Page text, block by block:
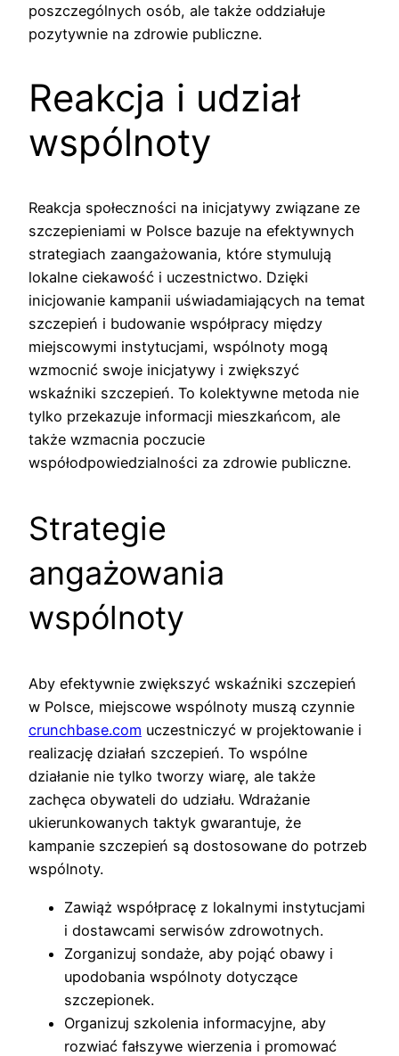
poszczególnych osób, ale także oddziałuje
pozytywnie na zdrowie publiczne.
Reakcja i udział
wspólnoty
Reakcja społeczności na inicjatywy związane ze
szczepieniami w Polsce bazuje na efektywnych
strategiach zaangażowania, które stymulują
lokalne ciekawość i uczestnictwo. Dzięki
inicjowanie kampanii uświadamiających na temat
szczepień i budowanie współpracy między
miejscowymi instytucjami, wspólnoty mogą
wzmocnić swoje inicjatywy i zwiększyć
wskaźniki szczepień. To kolektywne metoda nie
tylko przekazuje informacji mieszkańcom, ale
także wzmacnia poczucie
współodpowiedzialności za zdrowie publiczne.
Strategie
angażowania
wspólnoty
Aby efektywnie zwiększyć wskaźniki szczepień
w Polsce, miejscowe wspólnoty muszą czynnie
crunchbase.com uczestniczyć w projektowanie i
realizację działań szczepień. To wspólne
działanie nie tylko tworzy wiarę, ale także
zachęca obywateli do udziału. Wdrażanie
ukierunkowanych taktyk gwarantuje, że
kampanie szczepień są dostosowane do potrzeb
wspólnoty.
Zawiąż współpracę z lokalnymi instytucjami
i dostawcami serwisów zdrowotnych.
Zorganizuj sondaże, aby pojąć obawy i
upodobania wspólnoty dotyczące
szczepionek.
Organizuj szkolenia informacyjne, aby
rozwiać fałszywe wierzenia i promować